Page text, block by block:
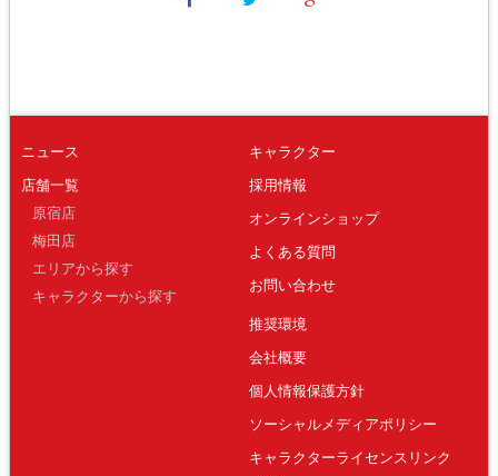
ニュース
店舗一覧
原宿店
梅田店
エリアから探す
キャラクターから探す
キャラクター
採用情報
オンラインショップ
よくある質問
お問い合わせ
推奨環境
会社概要
個人情報保護方針
ソーシャルメディアポリシー
キャラクターライセンスリンク